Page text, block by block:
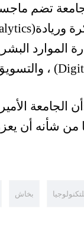
تضم
وريادة
الموارد
،
أن الجامعة
شأنه أن
بخاش